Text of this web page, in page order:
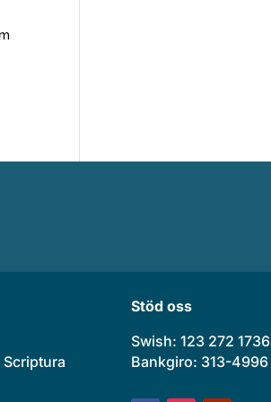
Stöd oss
Swish: 123 272 1736
Bankgiro: 313-4996